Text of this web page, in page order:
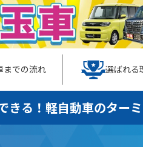
までの流れ 選ばれる
きる！ 軽自動車のター